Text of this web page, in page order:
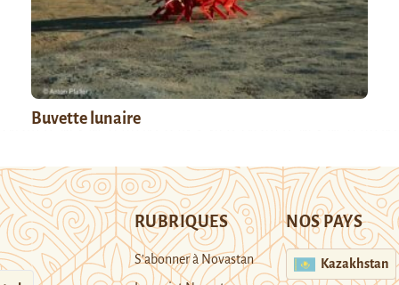
Buvette lunaire
RUBRIQUES
S’abonner à Novastan
NOS PAYS
Kazakhstan